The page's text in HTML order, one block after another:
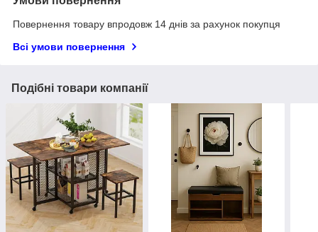
Повернення товару впродовж 14 днів за рахунок покупця
Всі умови повернення
Подібні товари компанії